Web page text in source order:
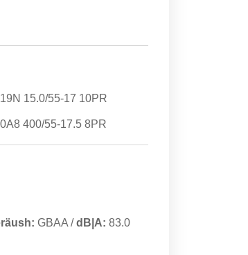
15.0/55-17 10PR
400/55-17.5 8PR
GBAA /dB|A: 83.0